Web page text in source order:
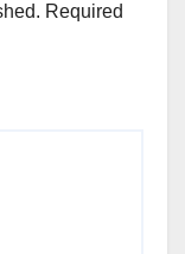
Required